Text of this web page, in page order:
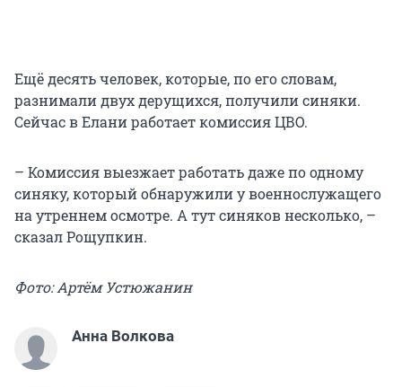
Ещё десять человек, которые, по его словам,
разнимали двух дерущихся, получили синяки.
Сейчас в Елани работает комиссия ЦВО.
– Комиссия выезжает работать даже по одному
синяку, который обнаружили у военнослужащего
на утреннем осмотре. А тут синяков несколько, –
сказал Рощупкин.
Фото: Артём Устюжанин
Анна Волкова